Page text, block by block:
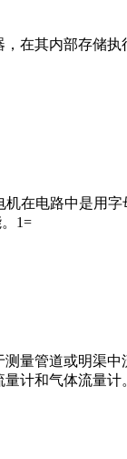
在其内部存储
在电路中是用
1=
量管道或明渠
计和气体流量计